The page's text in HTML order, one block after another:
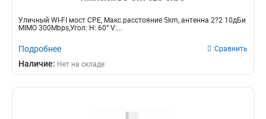
Уличный WI-FI мост CPE, Макс.расстояние 5km, антенна 2?2 10дБи
MIMO 300Mbps,Угол: H: 60° V:...
Подробнее Сравнить
Наличие: Нет на складе